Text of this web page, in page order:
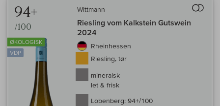
94+
/100
ØKOLOGISK
VDP
Wittmann
Riesling vom Kalkstein Gutswein
2024
Rheinhessen
Riesling, tør
mineralsk
let & frisk
Lobenberg: 94+/100